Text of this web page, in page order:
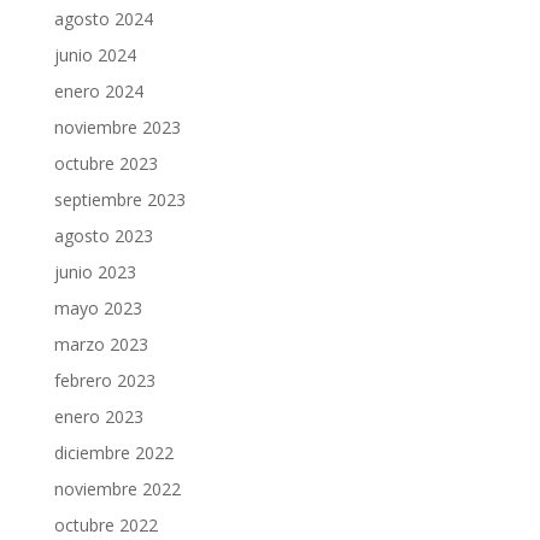
agosto 2024
junio 2024
enero 2024
noviembre 2023
octubre 2023
septiembre 2023
agosto 2023
junio 2023
mayo 2023
marzo 2023
febrero 2023
enero 2023
diciembre 2022
noviembre 2022
octubre 2022